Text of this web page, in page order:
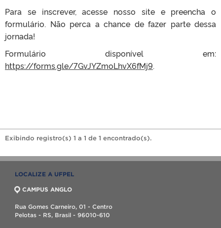
Para se inscrever, acesse nosso site e preencha o
formulário. Não perca a chance de fazer parte dessa
jornada!
Formulário disponível em:
https://forms.gle/7GvJYZmoLhvX6fMj9.
Exibindo registro(s) 1 a 1 de 1 encontrado(s).
LOCALIZE A UFPEL
CAMPUS ANGLO
Rua Gomes Carneiro, 01 - Centro
Pelotas - RS, Brasil - 96010-610